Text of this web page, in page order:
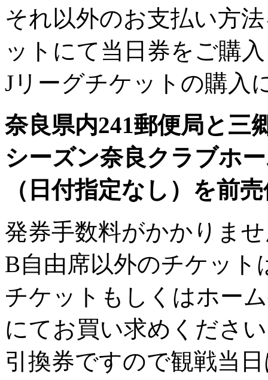
それ以外のお支払い方
ットにて当日券をご購
Jリーグチケットの購入
奈良県内241郵便局と三
シーズン奈良クラブホ
（日付指定なし）を前
発券手数料がかかりま
B自由席以外のチケット
チケットもしくはホー
にてお買い求めくださ
引換券ですので観戦当